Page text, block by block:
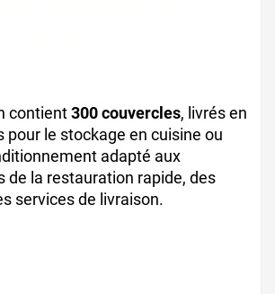
contient300 couvercles, livrés en
pour le stockage en cuisine ou
adapté aux
de la restauration rapide, des
services de livraison.